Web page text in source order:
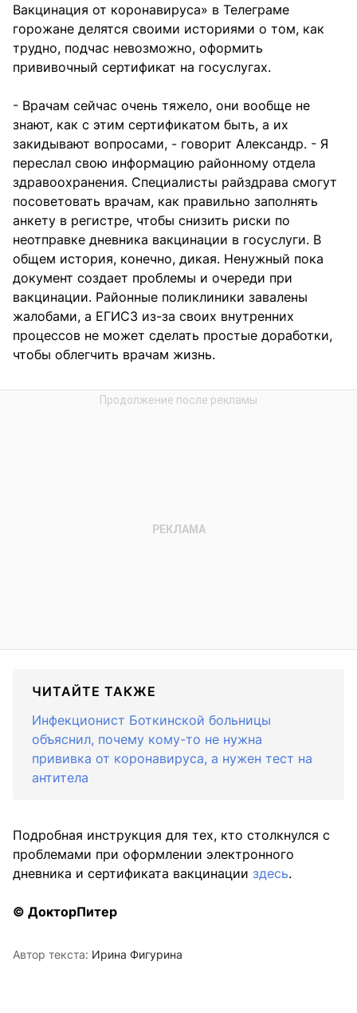
Вакцинация от коронавируса» в Телеграме
горожане делятся своими историями о том, как
трудно, подчас невозможно, оформить
прививочный сертификат на госуслугах.
- Врачам сейчас очень тяжело, они вообще не
знают, как с этим сертификатом быть, а их
закидывают вопросами, - говорит Александр. - Я
переслал свою информацию районному отдела
здравоохранения. Специалисты райздрава смогут
посоветовать врачам, как правильно заполнять
анкету в регистре, чтобы снизить риски по
неотправке дневника вакцинации в госуслуги. В
общем история, конечно, дикая. Ненужный пока
документ создает проблемы и очереди при
вакцинации. Районные поликлиники завалены
жалобами, а ЕГИСЗ из-за своих внутренних
процессов не может сделать простые доработки,
чтобы облегчить врачам жизнь.
ЧИТАЙТЕ ТАКЖЕ
Инфекционист Боткинской больницы
объяснил, почему кому-то не нужна
прививка от коронавируса, а нужен тест на
антитела
Подробная инструкция для тех, кто столкнулся с
проблемами при оформлении электронного
дневника и сертификата вакцинации здесь.
© ДокторПитер
Автор текста: Ирина Фигурина